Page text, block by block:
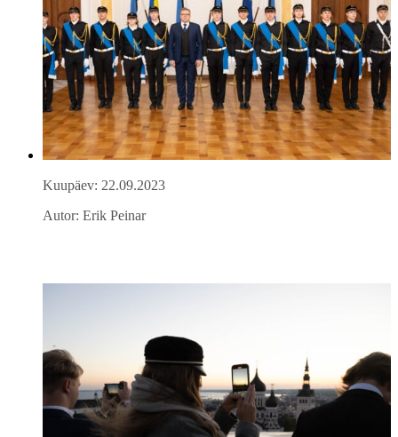
Kuupäev: 22.09.2023
Autor: Erik Peinar